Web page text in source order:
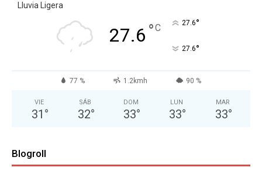
Lluvia Ligera
27.6 °C 27.6°
27.6°
77 % 1.2kmh 90 %
VIE
31 °
SÁB
32°
DOM
33°
LUN
33°
MAR
33°
Blogroll